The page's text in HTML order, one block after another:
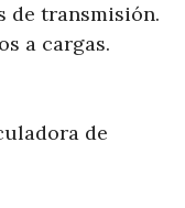
de transmisión.
a cargas.
de